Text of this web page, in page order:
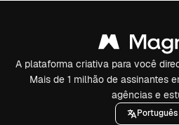
A plataforma criativa para você
Mais de 1 milhão de assinantes
agências e
Português